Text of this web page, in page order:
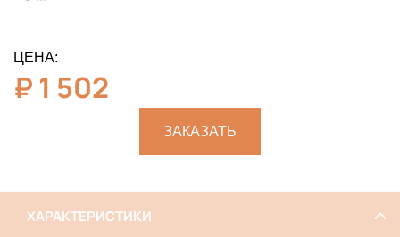
ЦЕНА:
₽ 1 502
ЗАКАЗАТЬ
ХАРАКТЕРИСТИКИ